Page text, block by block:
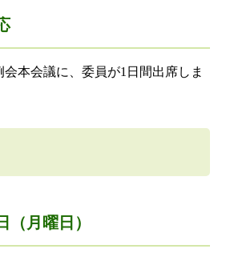
本会議に、委員が1日間出席しま
（月曜日）